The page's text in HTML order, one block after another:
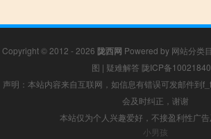
Copyright © 2012 - 2026 陇西网 Powered by 网站分类
图 | 疑难解答 陇ICP备
声明：本站内容来自互联网，如信息有错误可发邮件到
会及时纠正，谢谢
本站仅为个人兴趣爱好，不接盈利性广
小男孩